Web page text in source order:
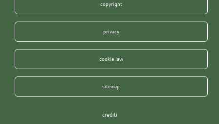
copyright
privacy
cookie law
sitemap
crediti